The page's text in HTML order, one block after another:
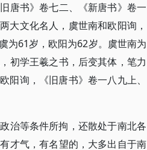
唐书》卷七二、《新唐书》卷一
大文化名人，虞世南和欧阳询，
为61岁，欧阳为62岁。虞世南为
初学王羲之书，后变其体，笔力
询，《旧唐书》卷一八九上、
治等条件所拘，还散处于南北各
才气，有名望的，大多出自于南